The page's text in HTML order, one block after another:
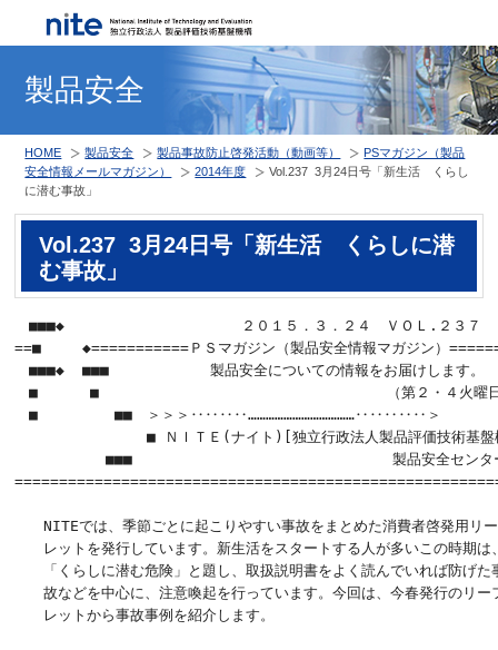
製品安全
HOME 製品安全 製品事故防止啓発活動（動画等）
PSマガジン（製品
安全情報メールマガジン）
2014年度
Vol.237 3月24日号「新生活 くらし
に潜む事故」
Vol.237 3月24日号「新生活 くらしに潜
む事故」
■■■◆  　　　　　　　　　　　２０１５．３．２４　ＶＯＬ.２３７
==■   　◆===========ＰＳマガジン（製品安全情報マガジン）
■■■◆  ■■■　　　　　　　製品安全についての情報をお届けします。
■　　　 ■　          　　　　　　           （第２・４火曜日
■　       ■■　＞＞＞‥‥‥‥………………………………‥‥‥‥‥＞
■ ＮＩＴＥ(ナイト)[独立行政法人製品評価技術基盤
■■■　　　　　　　　　　　　　　　　　　製品安全センタ
NITEでは、季節ごとに起こりやすい事故をまとめた消費者啓発用リ
レットを発行しています。新生活をスタートする人が多いこの時期は
「くらしに潜む危険」と題し、取扱説明書をよく読んでいれば防げた
故などを中心に、注意喚起を行っています。今回は、今春発行のリー
レットから事故事例を紹介します。